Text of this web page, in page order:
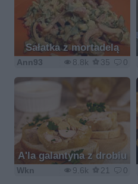
Sałatka z mortadelą
8.8k 35 0
Ann93
A'la galantyna z drobiu
9.6k 21 0
Wkn